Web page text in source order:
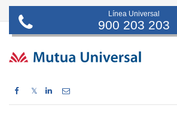
Línea Universal
900 203 203
𝕏